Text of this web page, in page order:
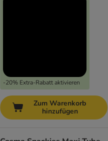
-20% Extra-Rabatt aktivieren
Zum Warenkorb
hinzufügen